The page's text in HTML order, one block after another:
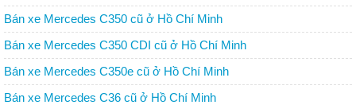
Bán xe Mercedes C350 cũ ở Hồ Chí Minh
Bán xe Mercedes C350 CDI cũ ở Hồ Chí Minh
Bán xe Mercedes C350e cũ ở Hồ Chí Minh
Bán xe Mercedes C36 cũ ở Hồ Chí Minh